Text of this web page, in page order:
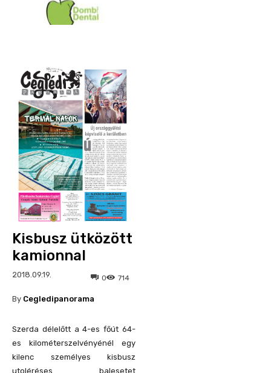
Kisbusz ütközött
kamionnal
2018.09.19. 714
0
By Cegledipanorama
Szerda délelőtt a 4-es főút 64-
es kilométerszelvényénél egy
kilenc személyes kisbusz
utoléréses balesetet